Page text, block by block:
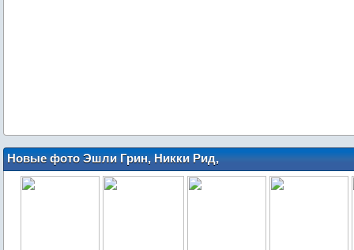
Новые фото Эшли Грин, Никки Рид,
Кэма Жиганде, Джексона Рэтбоуна,
Тейлора Лотнера, фото с твиттеров +